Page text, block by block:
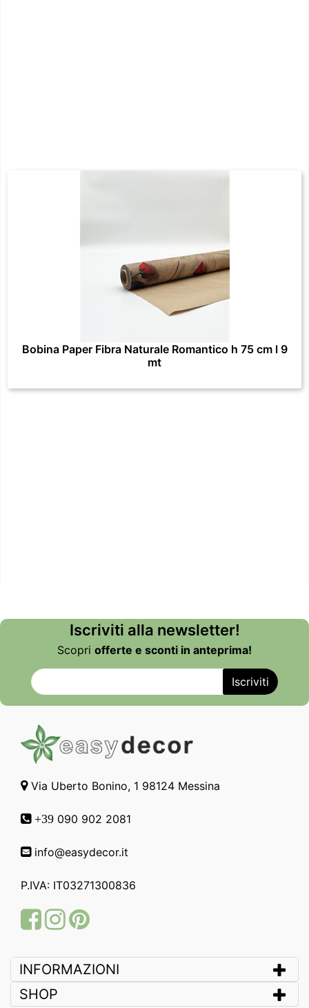
Bobina Paper Fibra Naturale Romantico h 75 cm l 9
mt
Iscriviti alla newsletter!
Scopri offerte e sconti in anteprima!
Via Uberto Bonino, 1 98124 Messina
+39 090 902 2081
info@easydecor.it
P.IVA: IT03271300836
FacebookInstagram
Pinterest
INFORMAZIONI
SHOP